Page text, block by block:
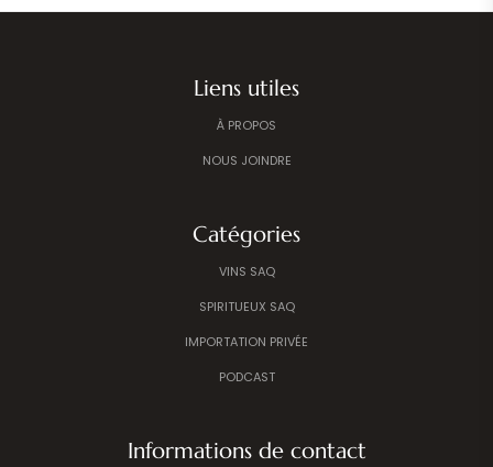
Liens utiles
À PROPOS
NOUS JOINDRE
Catégories
VINS SAQ
SPIRITUEUX SAQ
IMPORTATION PRIVÉE
PODCAST
Informations de contact